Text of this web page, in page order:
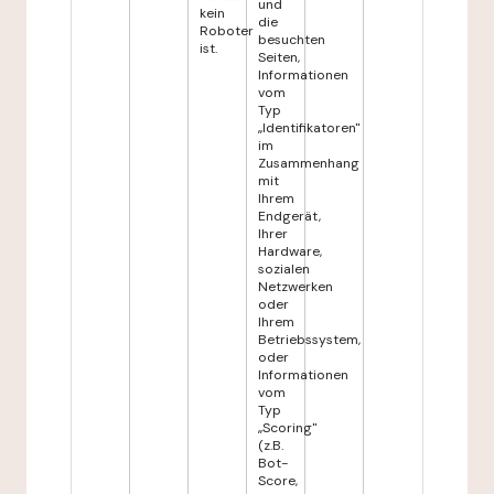
kein
Roboter
ist.
und
die
besuchten
Seiten,
Informationen
vom
Typ
„Identifikatoren"
im
Zusammenhang
mit
Ihrem
Endgerät,
Ihrer
Hardware,
sozialen
Netzwerken
oder
Ihrem
Betriebssystem,
oder
Informationen
vom
Typ
„Scoring"
(z.B.
Bot-
Score,